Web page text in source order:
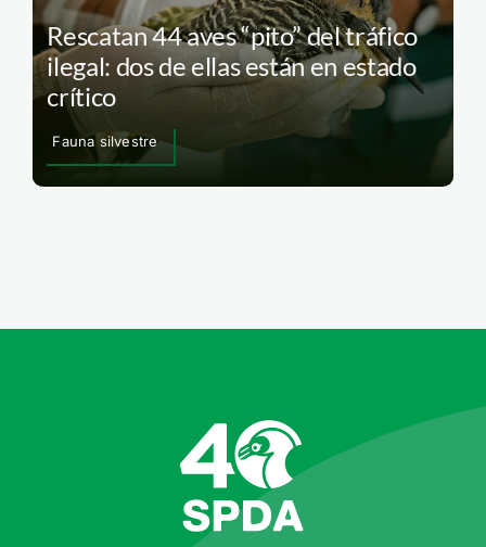
Rescatan 44 aves “pito” del tráfico
ilegal: dos de ellas están en estado
crítico
Fauna silvestre